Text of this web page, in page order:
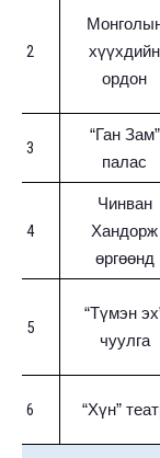
2
хүүхдийн
ордон
3
“Ган Зам”
палас
4
Чинван
Хандорж
өргөөнд
5
“Түмэн
чуулга
6 “Хүн”